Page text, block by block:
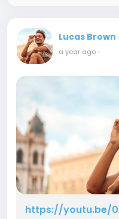
Lucas Brown
a year ago-
https://youtu.be/